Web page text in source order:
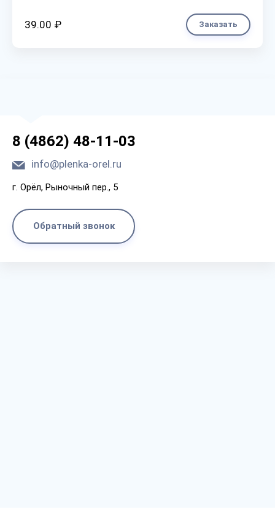
39.00 ₽ Заказать
8 (4862) 48-11-03
info@plenka-orel.ru
г. Орёл, Рыночный пер., 5
Обратный звонок